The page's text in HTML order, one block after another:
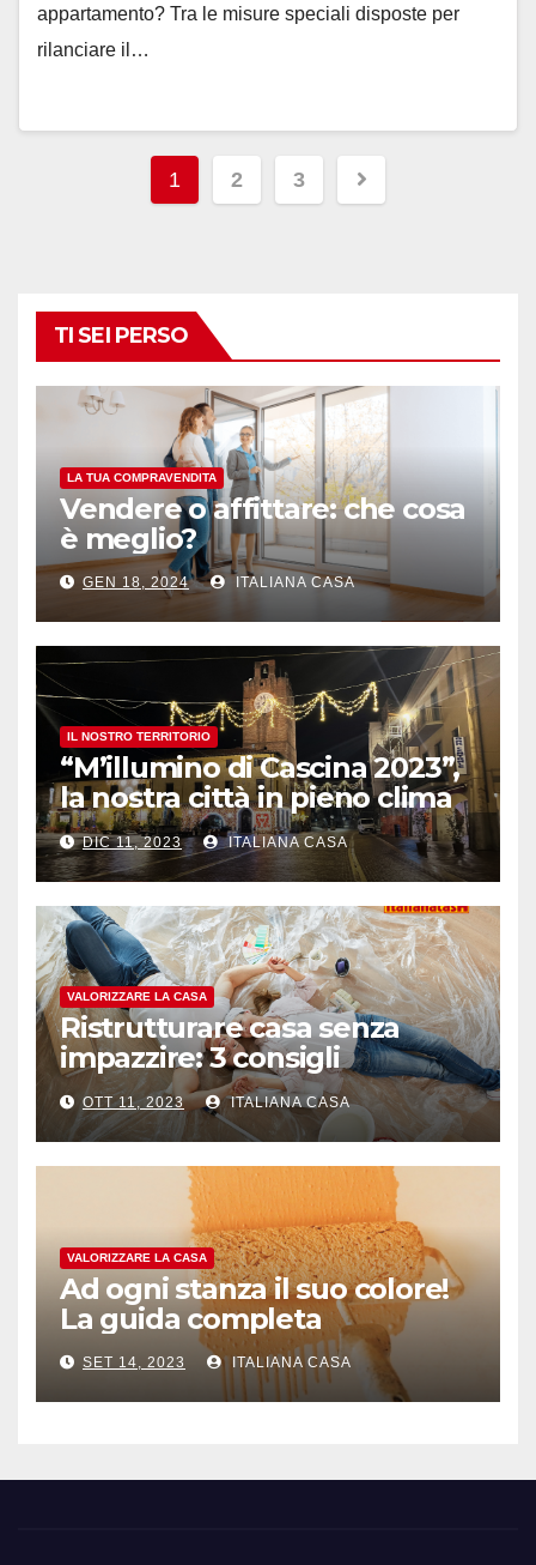
appartamento? Tra le misure speciali disposte per
rilanciare il…
Navigazione
1 2 3
TI SEI PERSO
LA TUA COMPRAVENDITA
Vendere o affittare: che cosa
è meglio?
GEN 18, 2024 ITALIANA CASA
IL NOSTRO TERRITORIO
“M’illumino di Cascina 2023”,
la nostra città in pieno clima
natalizio
DIC 11, 2023 ITALIANA CASA
VALORIZZARE LA CASA
Ristrutturare casa senza
impazzire: 3 consigli
antistress
OTT 11, 2023 ITALIANA CASA
VALORIZZARE LA CASA
Ad ogni stanza il suo colore!
La guida completa
SET 14, 2023 ITALIANA CASA